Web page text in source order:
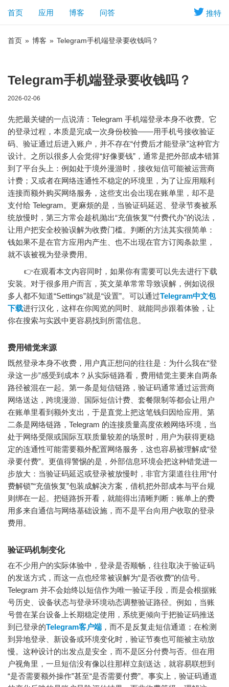
推特
首页 应用 博客 问答
首页 » 博客 » Telegram手机端登录要收钱吗？
Telegram手机端登录要收钱吗？
2026-02-06
先把最关键的一点说清：Telegram 手机端登录本身不收费。它
的登录过程，本质是完成一次身份校验——用手机号接收验证
码、验证通过后进入账户，并不存在“付费后才能登录”这种官方
设计。之所以很多人会觉得“好像要钱”，通常是把外部成本错算
到了平台头上：例如处于境外漫游时，接收短信可能被运营商
计费；又或者在网络连通性不稳定的环境里，为了让应用顺利
连接而额外购买网络服务，这些支出会出现在账单里，却不是
支付给 Telegram。更麻烦的是，当验证码延迟、登录节奏被系
统放慢时，第三方常会趁机抛出“充值恢复”“付费代办”的说法，
让用户把安全校验误解为收费门槛。判断的方法其实很简单：
钱如果不是在官方应用内产生、也不出现在官方订阅条款里，
就不该被视为登录费用。
👉在观看本文内容同时，如果你有需要可以先去进行下载
安装。对于很多用户而言，英文菜单常常导致误解，例如说很
多人都不知道“Settings”就是“设置”。可以通过Telegram中文包
下载进行汉化，这样在你阅览的同时、就能同步跟着体验，让
你在搜索与实践中更容易找到所需信息。
费用错觉来源
既然登录本身不收费，用户真正想问的往往是：为什么我在“登
录这一步”感受到成本？从实际链路看，费用错觉主要来自两条
路径被混在一起。第一条是短信链路，验证码通常通过运营商
网络送达，跨境漫游、国际短信计费、套餐限制等都会让用户
在账单里看到额外支出，于是直觉上把这笔钱归因给应用。第
二条是网络链路，Telegram 的连接质量高度依赖网络环境，当
处于网络受限或国际互联质量较差的场景时，用户为获得更稳
定的连通性可能需要额外配置网络服务，这也容易被理解成“登
录要付费”。更值得警惕的是，外部信息环境会把这种错觉进一
步放大：当验证码延迟或登录被放慢时，非官方渠道往往用“付
费解锁”“充值恢复”包装成解决方案，借机把外部成本与平台规
则绑在一起。把链路拆开看，就能得出清晰判断：账单上的费
用多来自通信与网络基础设施，而不是平台向用户收取的登录
费用。
验证码机制变化
在不少用户的实际体验中，登录是否顺畅，往往取决于验证码
的发送方式，而这一点也经常被误解为“是否收费”的信号。
Telegram 并不会始终以短信作为唯一验证手段，而是会根据账
号历史、设备状态与登录环境动态调整验证路径。例如，当账
号曾在某台设备上长期稳定使用，系统更倾向于把验证码推送
到已登录的Telegram客户端 ，而不是反复走短信通道；在检测
到异地登录、新设备或环境变化时，验证节奏也可能被主动放
慢。这种设计的出发点是安全，而不是区分付费与否。但在用
户视角里，一旦短信没有像以往那样立刻送达，就容易联想到
“是否需要额外操作”甚至“是否需要付费”。事实上，验证码通道